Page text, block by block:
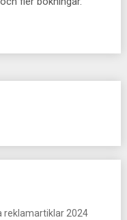
reklamartiklar 2024